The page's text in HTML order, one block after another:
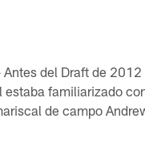
Antes del Draft de
estaba familiarizado
de campo